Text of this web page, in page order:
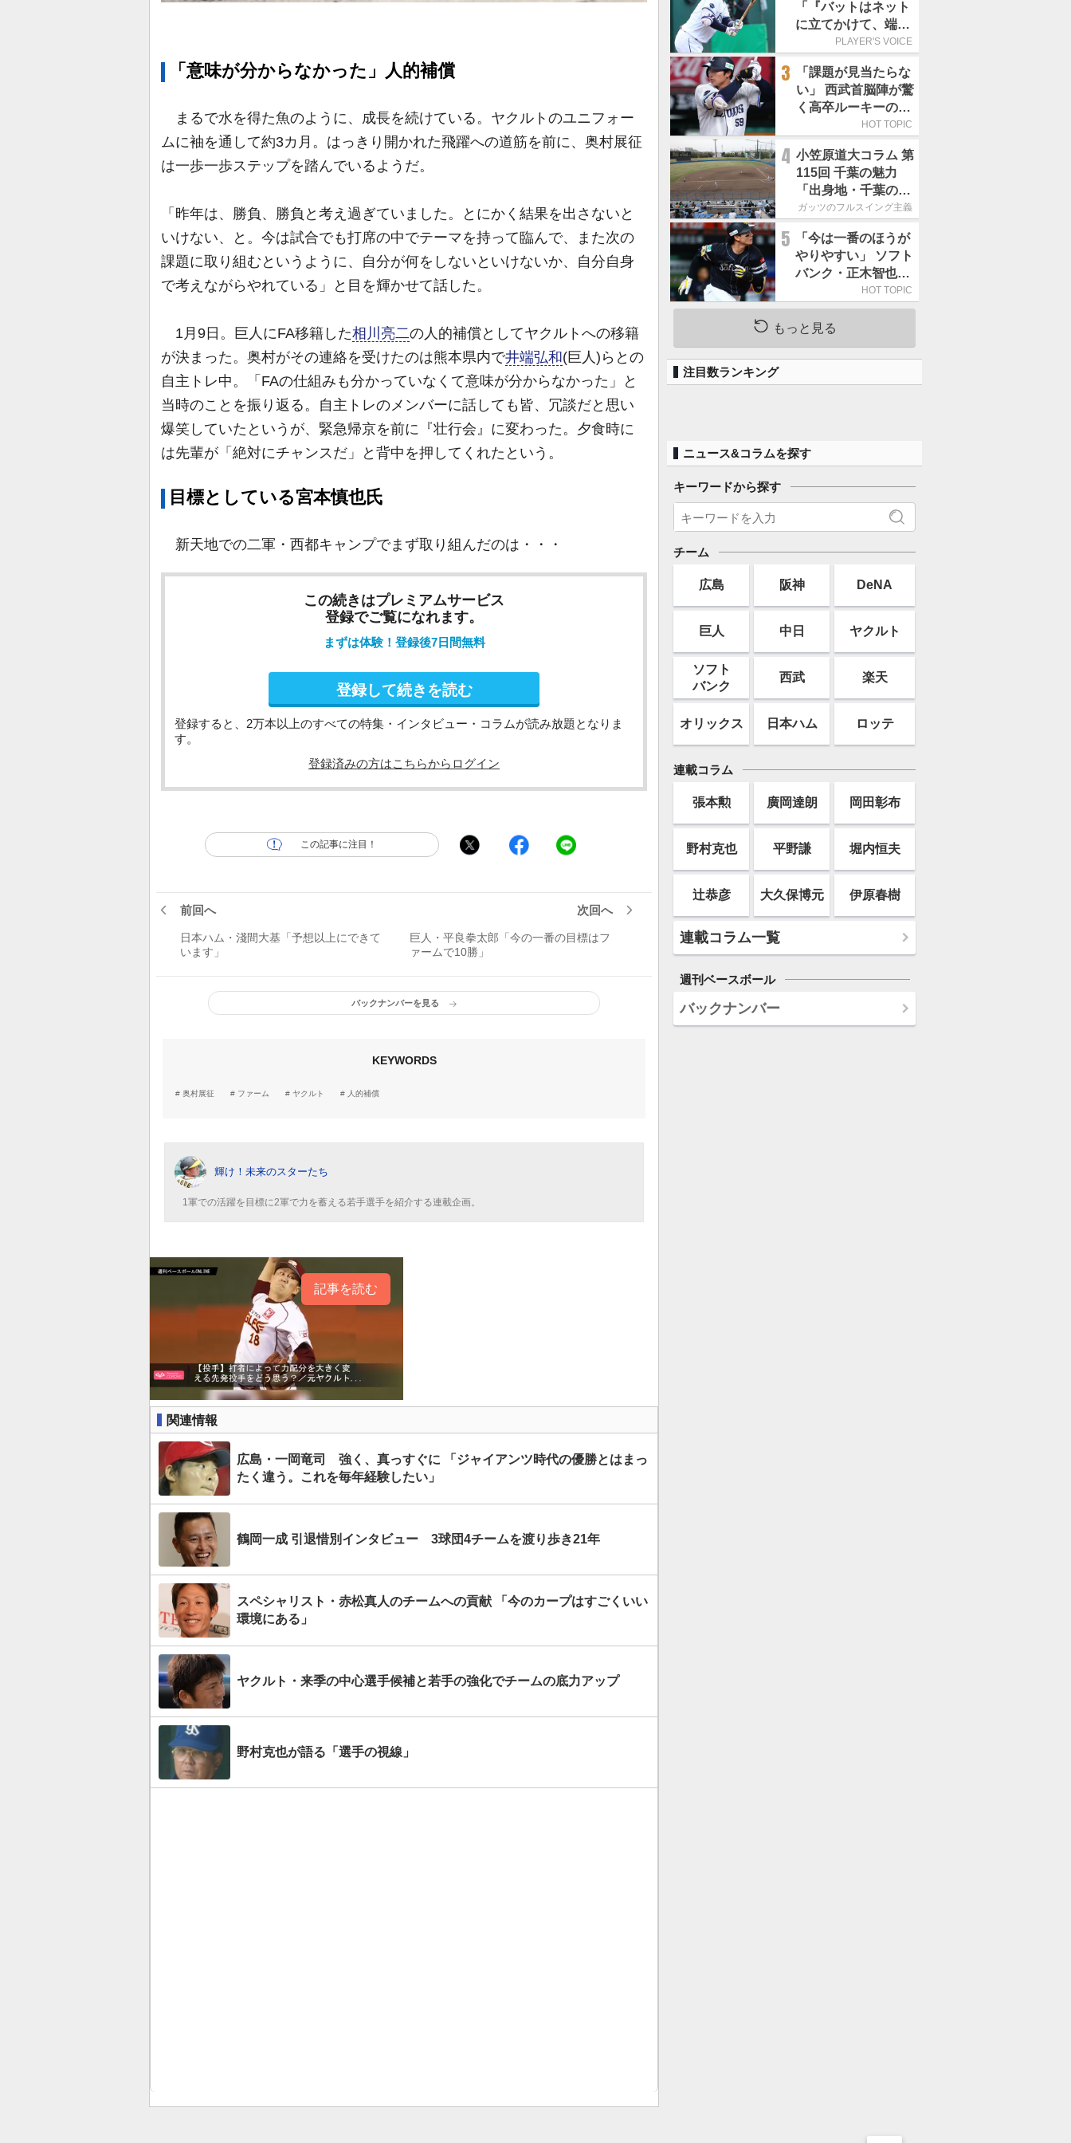
「意味が分からなかった」人的補償
まるで水を得た魚のように、成長を続けている。ヤクルトのユニフォー
ムに袖を通して約3カ月。はっきり開かれた飛躍への道筋を前に、奥村展征
は一歩一歩ステップを踏んでいるようだ。
「昨年は、勝負、勝負と考え過ぎていました。とにかく結果を出さないと
いけない、と。今は試合でも打席の中でテーマを持って臨んで、また次の
課題に取り組むというように、自分が何をしないといけないか、自分自身
で考えながらやれている」と目を輝かせて話した。
1月9日。巨人にFA移籍した相川亮二の人的補償としてヤクルトへの移籍
が決まった。奥村がその連絡を受けたのは熊本県内で井端弘和(巨人)らとの
自主トレ中。「FAの仕組みも分かっていなくて意味が分からなかった」と
当時のことを振り返る。自主トレのメンバーに話しても皆、冗談だと思い
爆笑していたというが、緊急帰京を前に『壮行会』に変わった。夕食時に
は先輩が「絶対にチャンスだ」と背中を押してくれたという。
目標としている宮本慎也氏
新天地での二軍・西都キャンプでまず取り組んだのは・・・
この続きはプレミアムサービス
登録でご覧になれます。
まずは体験！登録後7日間無料
登録して続きを読む
登録すると、2万本以上のすべての特集・インタビュー・コラムが読み放題となりま
す。
登録済みの方はこちらからログイン
この記事に注目！
前回へ
日本ハム・淺間大基「予想以上にできて
います」
次回へ
巨人・平良拳太郎「今の一番の目標はフ
ァームで10勝」
バックナンバーを見る
KEYWORDS
奥村展征 ファーム ヤクルト 人的補償
輝け！未来のスターたち
1軍での活躍を目標に2軍で力を蓄える若手選手を紹介する連載企画。
記事を読む
関連情報
広島・一岡竜司 強く、真っすぐに 「ジャイアンツ時代の優勝とはまっ
たく違う。これを毎年経験したい」
鶴岡一成 引退惜別インタビュー 3球団4チームを渡り歩き21年
スペシャリスト・赤松真人のチームへの貢献 「今のカープはすごくいい
環境にある」
ヤクルト・来季の中心選手候補と若手の強化でチームの底力アップ
野村克也が語る「選手の視線」
「『バットはネット
に立てかけて、端に
置くんだぞ』と栗山
だきました」／憧れ
の人からの金言
PLAYER'S VOICE
3
「課題が見当たらな
い」 西武首脳陣が驚
く高卒ルーキーの高
HOT TOPIC
4 小笠原道大コラム 第
115回 千葉の魅力
「出身地・千葉の話
の続き。昔から野球
す」
ガッツのフルスイング主義
5
「今は一番のほうが
やりやすい」 ソフト
バンク・正木智也が
覚醒した理由HOT TOPIC
もっと見る
注目数ランキング
ニュース&コラムを探す
キーワードから探す
チーム
広島 阪神 DeNA
巨人 中日 ヤクルト
ソフト
バンク
西武 楽天
オリックス 日本ハム ロッテ
連載コラム
張本勲 廣岡達朗 岡田彰布
野村克也 平野謙 堀内恒夫
辻恭彦 大久保博元 伊原春樹
連載コラム一覧
週刊ベースボール
バックナンバー